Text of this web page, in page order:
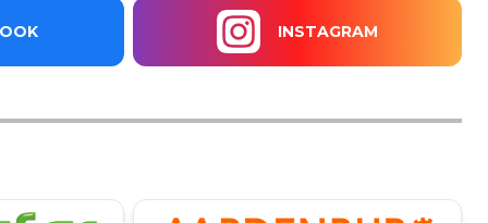
INSTAGRAM